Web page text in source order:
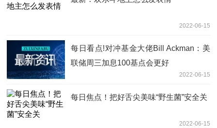
2022-06-15
每日看点!对冲基金大佬Bill Ackman：美
联储周三加息100基点会更好
2022-06-15
每日焦点！把好舌尖美味“野生菌”安全关
2022-06-15